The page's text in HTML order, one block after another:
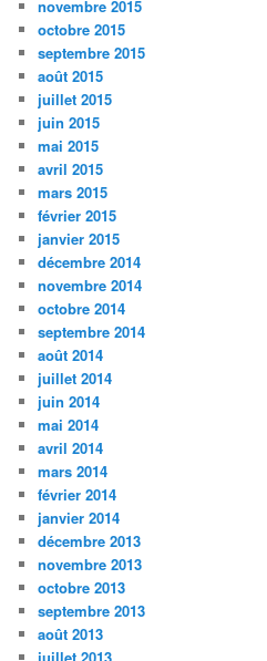
novembre 2015
octobre 2015
septembre 2015
août 2015
juillet 2015
juin 2015
mai 2015
avril 2015
mars 2015
février 2015
janvier 2015
décembre 2014
novembre 2014
octobre 2014
septembre 2014
août 2014
juillet 2014
juin 2014
mai 2014
avril 2014
mars 2014
février 2014
janvier 2014
décembre 2013
novembre 2013
octobre 2013
septembre 2013
août 2013